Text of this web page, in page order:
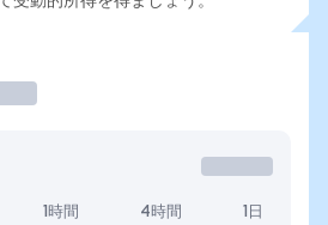
1時間 4時間 1日